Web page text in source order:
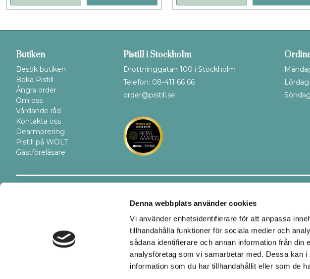
Denna webbplats använder cookies
Vi använder enhetsidentifierare för att anpassa
tillhandahålla funktioner för sociala medier och
sådana identifierare och annan information från
analysföretag som vi samarbetar med. Dessa kan
information som du har tillhandahållit eller som de
Butiken
Besök butiken
Boka Pistill
Ångra order
Om oss
Vårdande råd
Kontakta oss
Dearmorering
Pistill på WOLT
Gästföreläsare
Pistill i Stockholm
Drottninggatan 100 i Stockholm
Telefon: 08-411 66 66
order@pistill.se
Ombud
Hemleverans
Upphämtning i butik